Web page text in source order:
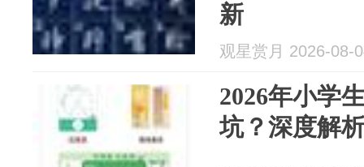
新
观星赏月 2026-08-
2026年小学
坑？深度解